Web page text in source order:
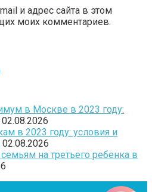
и адрес сайта в этом
моих комментариев.
в Москве в 2023 году:
02.08.2026
в 2023 году: условия и
02.08.2026
на третьего ребенка в